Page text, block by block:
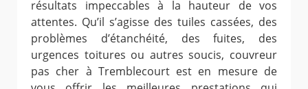
résultats impeccables à la hauteur de vos
attentes. Qu’il s’agisse des tuiles cassées, des
problèmes d’étanchéité, des fuites, des
urgences toitures ou autres soucis, couvreur
pas cher à Tremblecourt est en mesure de